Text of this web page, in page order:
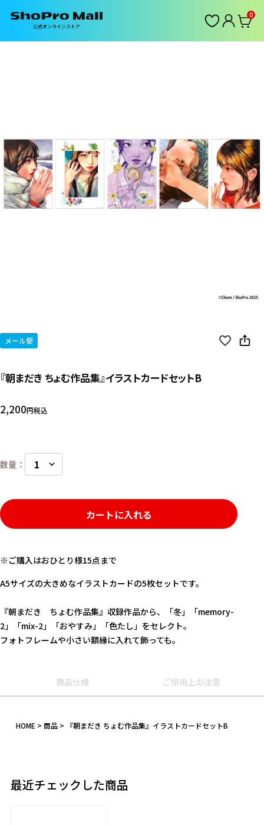
公式オンラインストア
0
メール便
『朝まだき ちょむ作品集』イラストカードセットB
2,200 税込
カートに入れる
※ご購入はおひとり様15点まで
A5サイズの大きめなイラストカードの5枚セットです。
『朝まだき ちょむ作品集』収録作品から、「冬」「memory-
2」「mix-2」「おやすみ」「色たし」をセレクト。
フォトフレームや小さい額縁に入れて飾っても。
商品仕様 ご使用上の注意
HOME 商品 『朝まだき ちょむ作品集』イラストカードセットB
最近チェックした商品
作品